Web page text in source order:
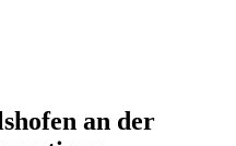
an der